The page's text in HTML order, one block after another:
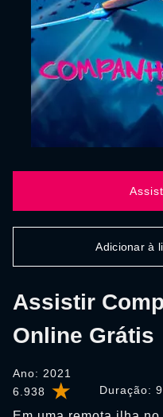
6.938 Duração:
Assistir
Online Grátis
Ano: 2021
Adicionar à